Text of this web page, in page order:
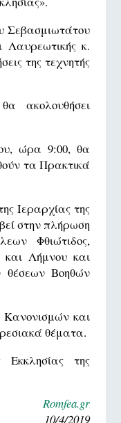
Σεβασμιωτάτου
Λαυρεωτικής κ.
της τεχνητής
ακολουθήσει
ώρα 9:00, θα
τα Πρακτικά
Ιεραρχίας της
στην πλήρωση
Φθιώτιδος,
Λήμνου και
θέσεων Βοηθών
Κανονισμών και
θέματα.
της
Romfea.gr
10/4/2019